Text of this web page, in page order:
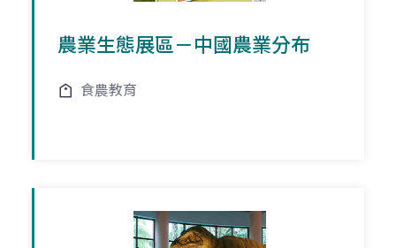
農業生態展區－中國農業分布
食農教育